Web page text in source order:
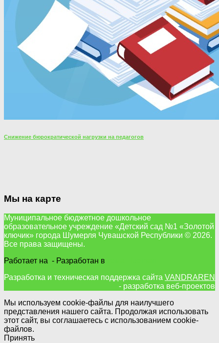
Снижение бюрократической нагрузки на педагогов
Мы на карте
Муниципальное бюджетное дошкольное
образовательное учреждение «Детский сад №1 «Золотой
ключик» города Шумерля Чувашской Республики © 2026.
Все права защищены.
Работает на - Разработан в
Разработка и техническая поддержка сайта VANDRAREN
- разработка веб-проектов
Мы используем cookie-файлы для наилучшего
представления нашего сайта. Продолжая использовать
этот сайт, вы соглашаетесь с использованием cookie-
файлов.
Принять